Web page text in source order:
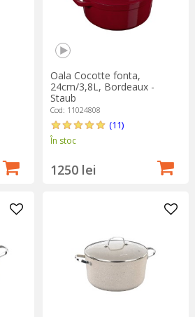
Oala Cocotte fonta,
24cm/3,8L, Bordeaux -
Staub
Cod: 11024808
(11)
În stoc
1250 lei